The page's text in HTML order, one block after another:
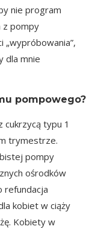
nie program
z pompy
„wypróbowania”,
dla mnie
pompowego?
typu 1
trymestrze.
pompy
ośrodków
refundacja
kobiet w ciąży
Kobiety w